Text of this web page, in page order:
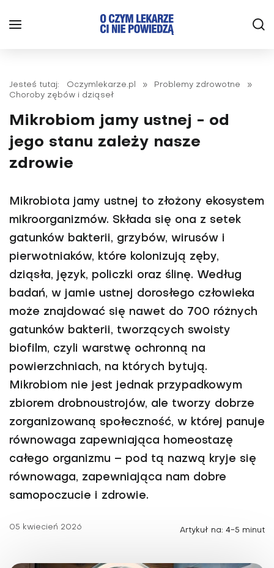
Jesteś tutaj: Oczymlekarze.pl » Problemy zdrowotne
»
Choroby zębów i dziąseł
Mikrobiom jamy ustnej - od
jego stanu zależy nasze
zdrowie
Mikrobiota jamy ustnej to złożony ekosystem
mikroorganizmów. Składa się ona z setek
gatunków bakterii, grzybów, wirusów i
pierwotniaków, które kolonizują zęby,
dziąsła, język, policzki oraz ślinę. Według
badań, w jamie ustnej dorosłego człowieka
może znajdować się nawet do 700 różnych
gatunków bakterii, tworzących swoisty
biofilm, czyli warstwę ochronną na
powierzchniach, na których bytują.
Mikrobiom nie jest jednak przypadkowym
zbiorem drobnoustrojów, ale tworzy dobrze
zorganizowaną społeczność, w której panuje
równowaga zapewniająca homeostazę
całego organizmu – pod tą nazwą kryje się
równowaga, zapewniająca nam dobre
samopoczucie i zdrowie.
05 kwiecień 2026 Artykuł na: 4-5 minut